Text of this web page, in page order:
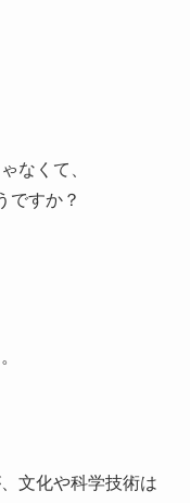
なくて、
ですか？
文化や科学技術は